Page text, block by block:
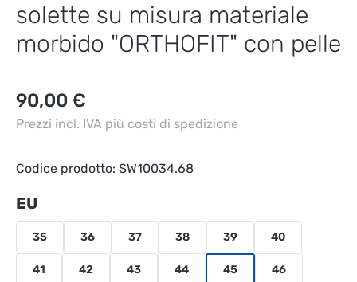
solette su misura materiale
morbido "ORTHOFIT" con pelle
Prezzo normale:
90,00 €
Prezzi incl. IVA più costi di spedizione
Codice prodotto: SW10034.68
Seleziona
EU
35 36 37 38 39 40
41 42 43 44 45 46